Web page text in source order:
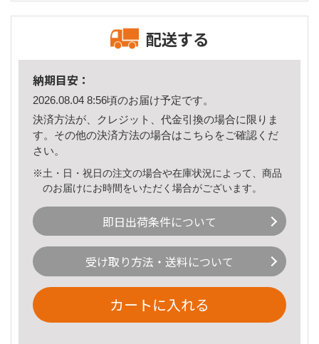
配送する
納期目安：
2026.08.04 8:56頃のお届け予定です。
決済方法が、クレジット、代金引換の場合に限りま
す。その他の決済方法の場合はこちら をご確認くだ
さい。
※土・日・祝日の注文の場合や在庫状況によって、商品
のお届けにお時間をいただく場合がございます。
即日出荷条件について
受け取り方法・送料について
カートに入れる